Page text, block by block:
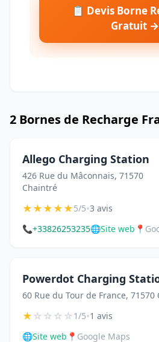
📋 Devis Borne
Gratuit →
2 Bornes de Recharge
Allego Charging Station
426 Rue du Mâconnais, 71570
Chaintré
★★★★★5/5•3 avis
📞+33826253235🌐Site web 📍
Powerdot Charging
60 Rue du Tour de France, 71570
★☆☆☆☆1/5•1 avis
🌐Site web 📍 Google Maps